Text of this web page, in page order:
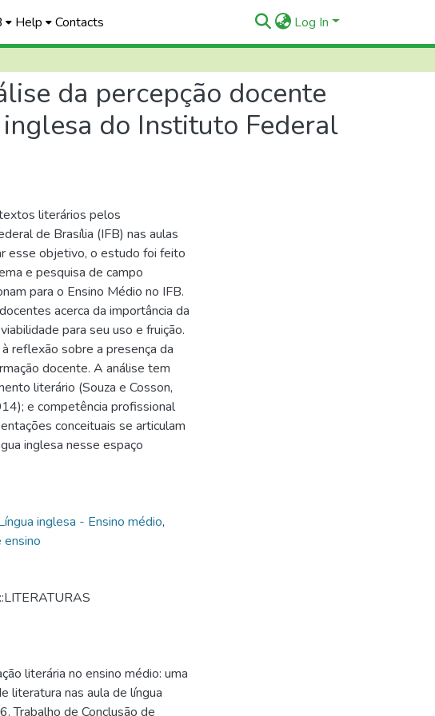
Help Contacts Log In
da percepção docente
do Instituto Federal
literários pelos
de Brasília (IFB) nas aulas
esse objetivo, o estudo foi feito
e pesquisa de campo
para o Ensino Médio no IFB.
acerca da importância da
para seu uso e fruição.
reflexão sobre a presença da
docente. A análise tem
literário (Souza e Cosson,
e competência profissional
conceituais se articulam
inglesa nesse espaço
inglesa - Ensino médio,
literária no ensino médio: uma
literatura nas aula de língua
Trabalho de Conclusão de